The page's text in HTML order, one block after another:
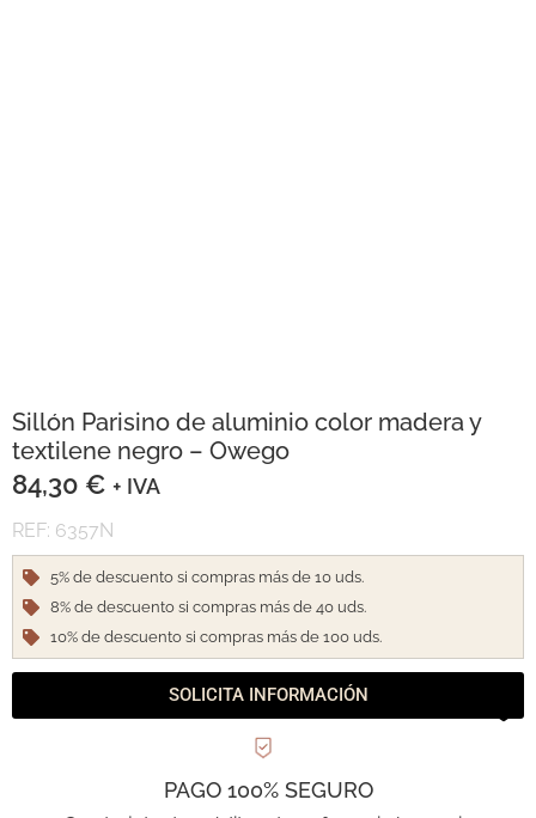
Sillón Parisino de aluminio color madera y
textilene negro – Owego
84,30 € + IVA
REF: 6357N
5% de descuento si compras más de 10 uds.
8% de descuento si compras más de 40 uds.
10% de descuento si compras más de 100 uds.
SOLICITA INFORMACIÓN
PAGO 100% SEGURO